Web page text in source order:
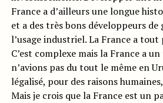
France a d’ailleurs une longue
et a des très bons développeurs
l’usage industriel. La France a
C’est complexe mais la France a
n’avions pas du tout le même en
légalisé, pour des raisons
Mais je crois que la France est un